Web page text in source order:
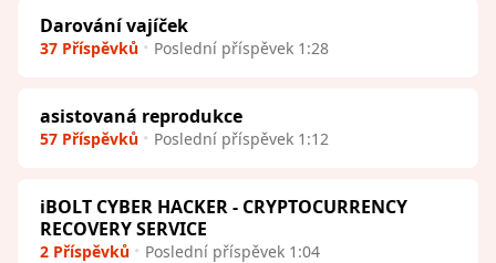
Darování vajíček
37 Příspěvků Poslední příspěvek 1:28
asistovaná reprodukce
57 Příspěvků Poslední příspěvek 1:12
iBOLT CYBER HACKER - CRYPTOCURRENCY
RECOVERY SERVICE
2 Příspěvků Poslední příspěvek 1:04